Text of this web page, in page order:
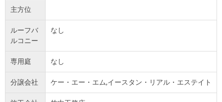
主方位
ルーフバ
ルコニー
なし
専用庭 なし
分譲会社 ケー・エー・エム,イースタン・リアル・エステイト